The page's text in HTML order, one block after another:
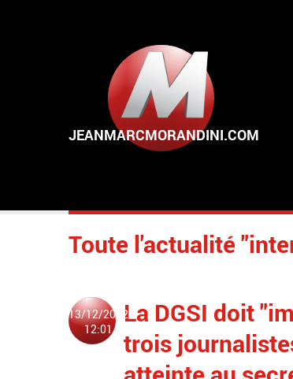
Toute l'actualité
13/12/2022
12:01
La DGSI doit
trois